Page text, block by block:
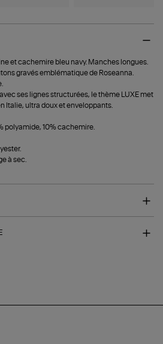
et cachemire bleu navy. Manches longues.
gravés emblématique de Roseanna.
ses lignes structurées, le thème LUXE met
Italie, ultra doux et enveloppants.
polyamide, 10% cachemire.
à sec.